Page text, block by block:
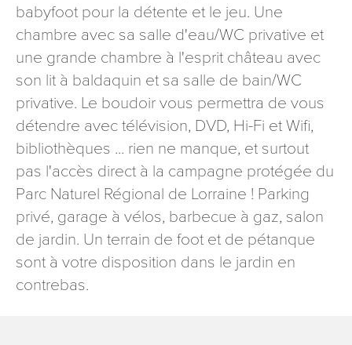
babyfoot pour la détente et le jeu. Une
chambre avec sa salle d'eau/WC privative et
une grande chambre à l'esprit château avec
son lit à baldaquin et sa salle de bain/WC
privative. Le boudoir vous permettra de vous
détendre avec télévision, DVD, Hi-Fi et Wifi,
bibliothèques ... rien ne manque, et surtout
pas l'accès direct à la campagne protégée du
Parc Naturel Régional de Lorraine ! Parking
privé, garage à vélos, barbecue à gaz, salon
de jardin. Un terrain de foot et de pétanque
sont à votre disposition dans le jardin en
contrebas.
reCAPTCHA